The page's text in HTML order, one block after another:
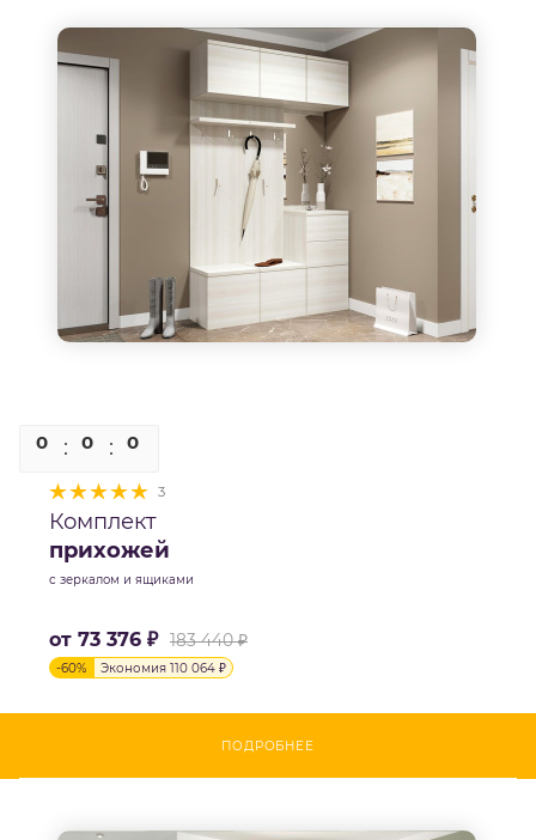
0 0 0
3
Комплект
прихожей
с зеркалом и ящиками
от 73 376 ₽ 183 440 ₽
-60% Экономия 110 064 ₽
ПОДРОБНЕЕ